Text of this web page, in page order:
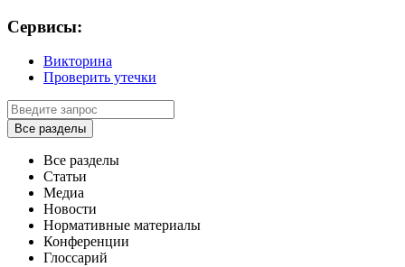
Сервисы:
Викторина
Проверить утечки
Все разделы
Все разделы
Статьи
Медиа
Новости
Нормативные материалы
Конференции
Глоссарий